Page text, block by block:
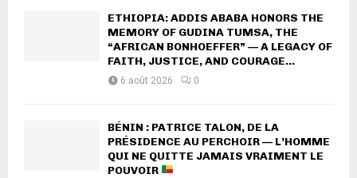
ETHIOPIA: ADDIS ABABA HONORS THE
MEMORY OF GUDINA TUMSA, THE
“AFRICAN BONHOEFFER” — A LEGACY OF
FAITH, JUSTICE, AND COURAGE...
6 août 2026 0
BÉNIN : PATRICE TALON, DE LA
PRÉSIDENCE AU PERCHOIR — L’HOMME
QUI NE QUITTE JAMAIS VRAIMENT LE
POUVOIR